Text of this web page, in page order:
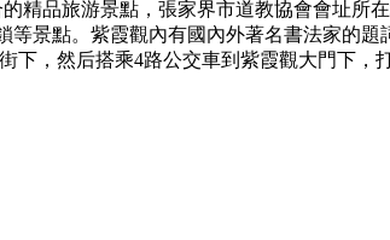
精品旅游景點，張家界市道教協會會址所
等景點。紫霞觀內有國內外著名書法家的
下，然后搭乘4路公交車到紫霞觀大門下，